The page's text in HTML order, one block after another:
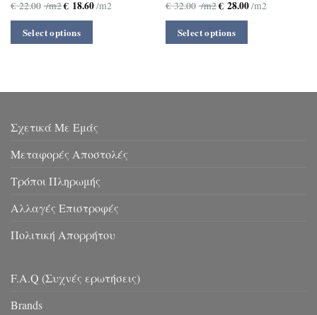
€22.00 /m2€18.60/m2
Select options
€32.00 /m2€28.00/m2
Select options
Σχετικά Με Εμάς
Μεταφορές Αποστολές
Τρόποι Πληρωμής
Αλλαγές Επιστροφές
Πολιτική Απορρήτου
F.A.Q (Συχνές ερωτήσεις)
Brands